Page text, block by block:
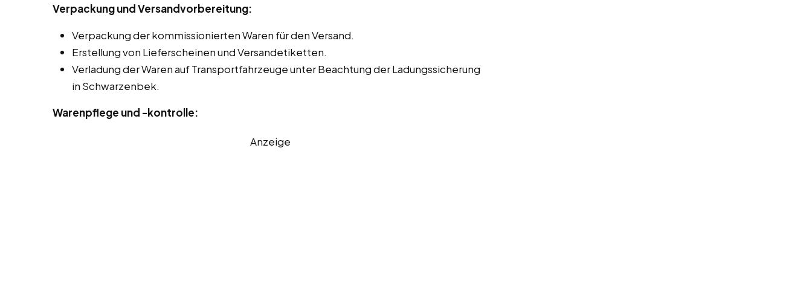
Verpackung und Versandvorbereitung:
Verpackung der kommissionierten Waren für den Versand.
Erstellung von Lieferscheinen und Versandetiketten.
Verladung der Waren auf Transportfahrzeuge unter Beachtung der Ladungssicherung
in Schwarzenbek.
Warenpflege und -kontrolle:
Anzeige